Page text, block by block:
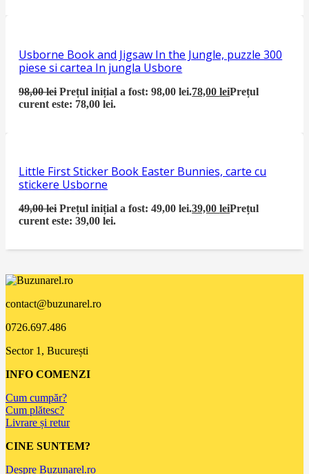
Usborne Book and Jigsaw In the Jungle, puzzle 300
piese si cartea In jungla Usbore
98,00lei Prețul inițial a fost: 98,00 lei.78,00leiPrețul
curent este: 78,00 lei.
Little First Sticker Book Easter Bunnies, carte cu
stickere Usborne
49,00lei Prețul inițial a fost: 49,00 lei.39,00leiPrețul
curent este: 39,00 lei.
contact@buzunarel.ro
0726.697.486
Sector 1, București
INFO COMENZI
Cum cumpăr?
Cum plătesc?
Livrare și retur
CINE SUNTEM?
Despre Buzunarel.ro